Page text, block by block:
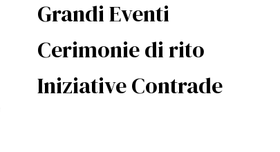
Grandi Eventi
Cerimonie di rito
Iniziative Contrade